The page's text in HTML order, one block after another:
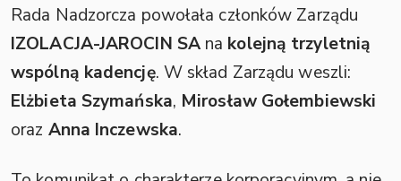
Rada Nadzorcza powołała członków Zarządu
IZOLACJA-JAROCIN SAna kolejną trzyletnią
wspólną kadencję. W skład Zarządu weszli:
Elżbieta Szymańska, Mirosław Gołembiewski
oraz Anna Inczewska.